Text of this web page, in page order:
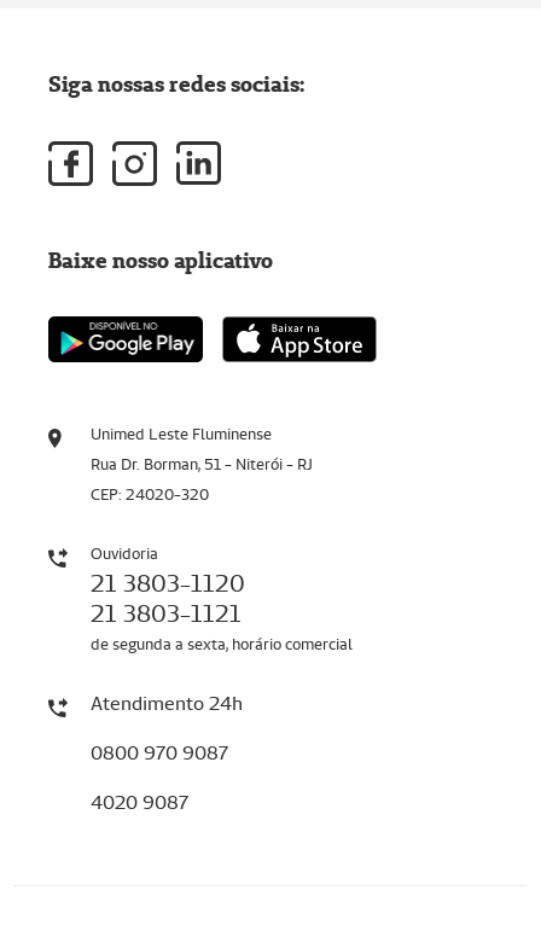
Unimed Leste Fluminense
Rua Dr. Borman, 51 - Niterói - RJ
CEP: 24020-320
Ouvidoria
21 3803-1120
21 3803-1121
de segunda a sexta, horário comercial
Atendimento 24h
0800 970 9087
4020 9087
Siga nossas redes sociais:
Baixe nosso aplicativo